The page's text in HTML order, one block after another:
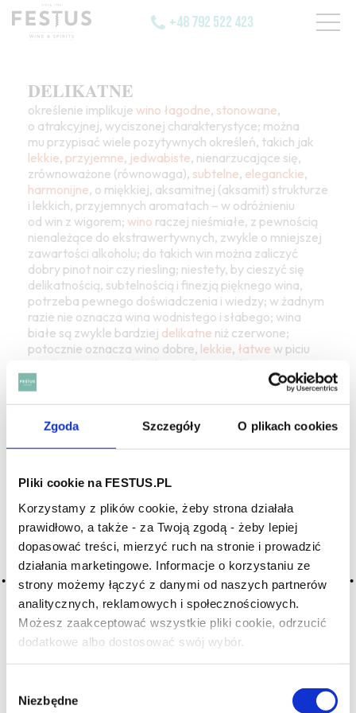
Zgoda Szczegóły O plikach cookies
Pliki cookie na FESTUS.PL
Korzystamy z plików cookie, żeby strona działała
prawidłowo, a także - za Twoją zgodą - żeby lepiej
dopasować treści, mierzyć ruch na stronie i prowadzić
działania marketingowe. Informacje o korzystaniu ze
strony możemy łączyć z danymi od naszych partnerów
analitycznych, reklamowych i społecznościowych.
Możesz zaakceptować wszystkie pliki cookie, odrzucić
dodatkowe albo dostosować swój wybór.
zgody
Niezbędne
Czy masz ukończone 18 lat?
+48 792 522 423
DELIKATNE
określenie implikuje wino łagodne, stonowane,
o atrakcyjnej, wyciszonej charakterystyce; można
mu przypisać wiele pozytywnych określeń, takich jak
lekkie, przyjemne, jedwabiste, nienarzucające się,
zrównoważone (równowaga), subtelne, eleganckie,
harmonijne, o miękkiej, aksamitnej (aksamit) strukturze
i lekkich, przyjemnych aromatach – w odróżnieniu
od win z wigorem; wino raczej nieśmiałe, z pewnością
nienależące do ekstrawertywnych, zwykle o mniejszej
zawartości alkoholu; do takich win można zaliczyć
dobry pinot noir czy riesling; niestety, by cieszyć się
delikatnością, subtelnością i finezją pięknego wina,
potrzeba pewnego doświadczenia i wiedzy; w żadnym
razie nie oznacza wina wodnistego i słabego; wina
białe są zwykle bardziej delikatne niż czerwone;
potocznie oznacza wino dobre, lekkie, łatwe w piciu
; określenie jako niejednoznaczne
wymaga doprecyzowania, czy wino jest przyjemnie
delikatne
, czy zbyt delikatne; przeciwieństwo wina
aksamitne
wyrafinowane
SZUKAJ W SŁOWNIKU
HASŁA ALFABETYCZNIE:
WYBIERZ LITERĘ ALFABETU PONIŻEJ:
A B C-Ć D E F G
H I J K